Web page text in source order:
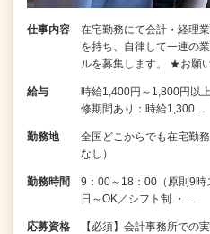
仕事内容
在宅勤務にて会計・経理
を持ち、自律して一連の
ルを募集します。 ★お願
給与
時給1,400円～1,800円
修期間あり：時給1,300…
勤務地
全国どこからでも在宅勤
なし）
勤務時間
9：00～18：00（原則9時
日～OK／シフト制 ・…
応募資格
【必須】会計事務所での